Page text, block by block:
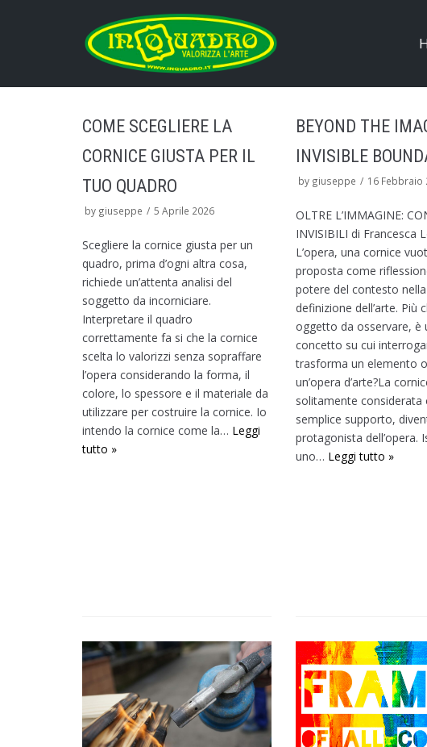
COME SCEGLIERE LA
CORNICE GIUSTA PER IL
TUO QUADRO
by giuseppe 5 Aprile 2026
Scegliere la cornice giusta per un
quadro, prima d’ogni altra cosa,
richiede un’attenta analisi del
soggetto da incorniciare.
Interpretare il quadro
correttamente fa si che la cornice
scelta lo valorizzi senza sopraffare
l’opera considerando la forma, il
colore, lo spessore e il materiale da
utilizzare per costruire la cornice. Io
intendo la cornice come la… Leggi
tutto »
BEYOND THE
INVISIBLE
by giuseppe 16 Febbraio
OLTRE L’IMMAGINE:
INVISIBILI di Francesca
L’opera, una cornice
proposta come
potere del contesto nella
definizione dell’arte. Più
oggetto da osservare, è
concetto su cui
trasforma un elemento
un’opera d’arte?La
solitamente considerata
semplice supporto,
protagonista dell’opera.
uno… Leggi tutto »